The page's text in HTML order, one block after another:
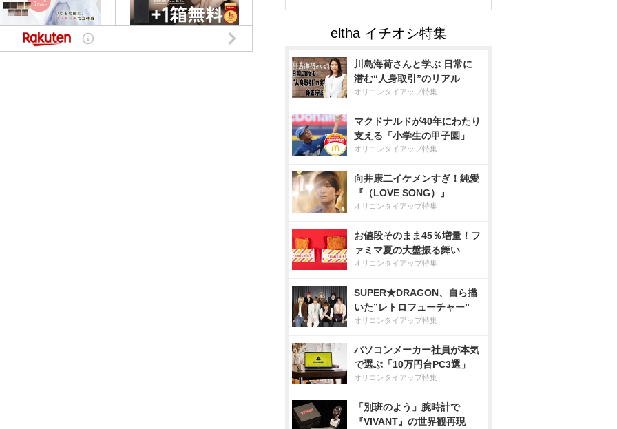
川島海荷さんと学ぶ 日常に
潜む“人身取引”のリアル
オリコンタイアップ特集
マクドナルドが40年にわたり
支える「小学生の甲子園」
オリコンタイアップ特集
向井康二イケメンすぎ！純愛
『（LOVE SONG）』
オリコンタイアップ特集
お値段そのまま45％増量！フ
ァミマ夏の大盤振る舞い
オリコンタイアップ特集
SUPER★DRAGON、自ら描
いた”レトロフューチャー”
オリコンタイアップ特集
パソコンメーカー社員が本気
で選ぶ「10万円台PC3選」
オリコンタイアップ特集
「別班のよう」腕時計で
『VIVANT』の世界観再現